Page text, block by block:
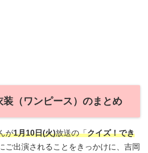
装（ワンピース）のまとめ
が1月10日(火)放送の「クイズ！でき
ご出演されることをきっかけに、吉岡